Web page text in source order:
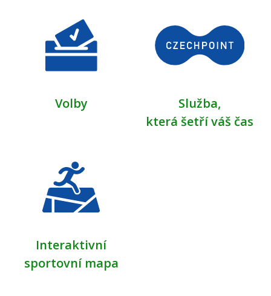
Volby
Služba,
která šetří váš čas
Interaktivní
sportovní mapa